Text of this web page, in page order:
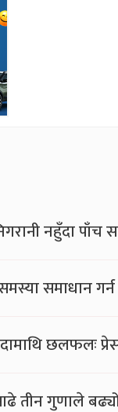
नहुँदा पाँच
समाधान
छलफलः
तीन गुणाले